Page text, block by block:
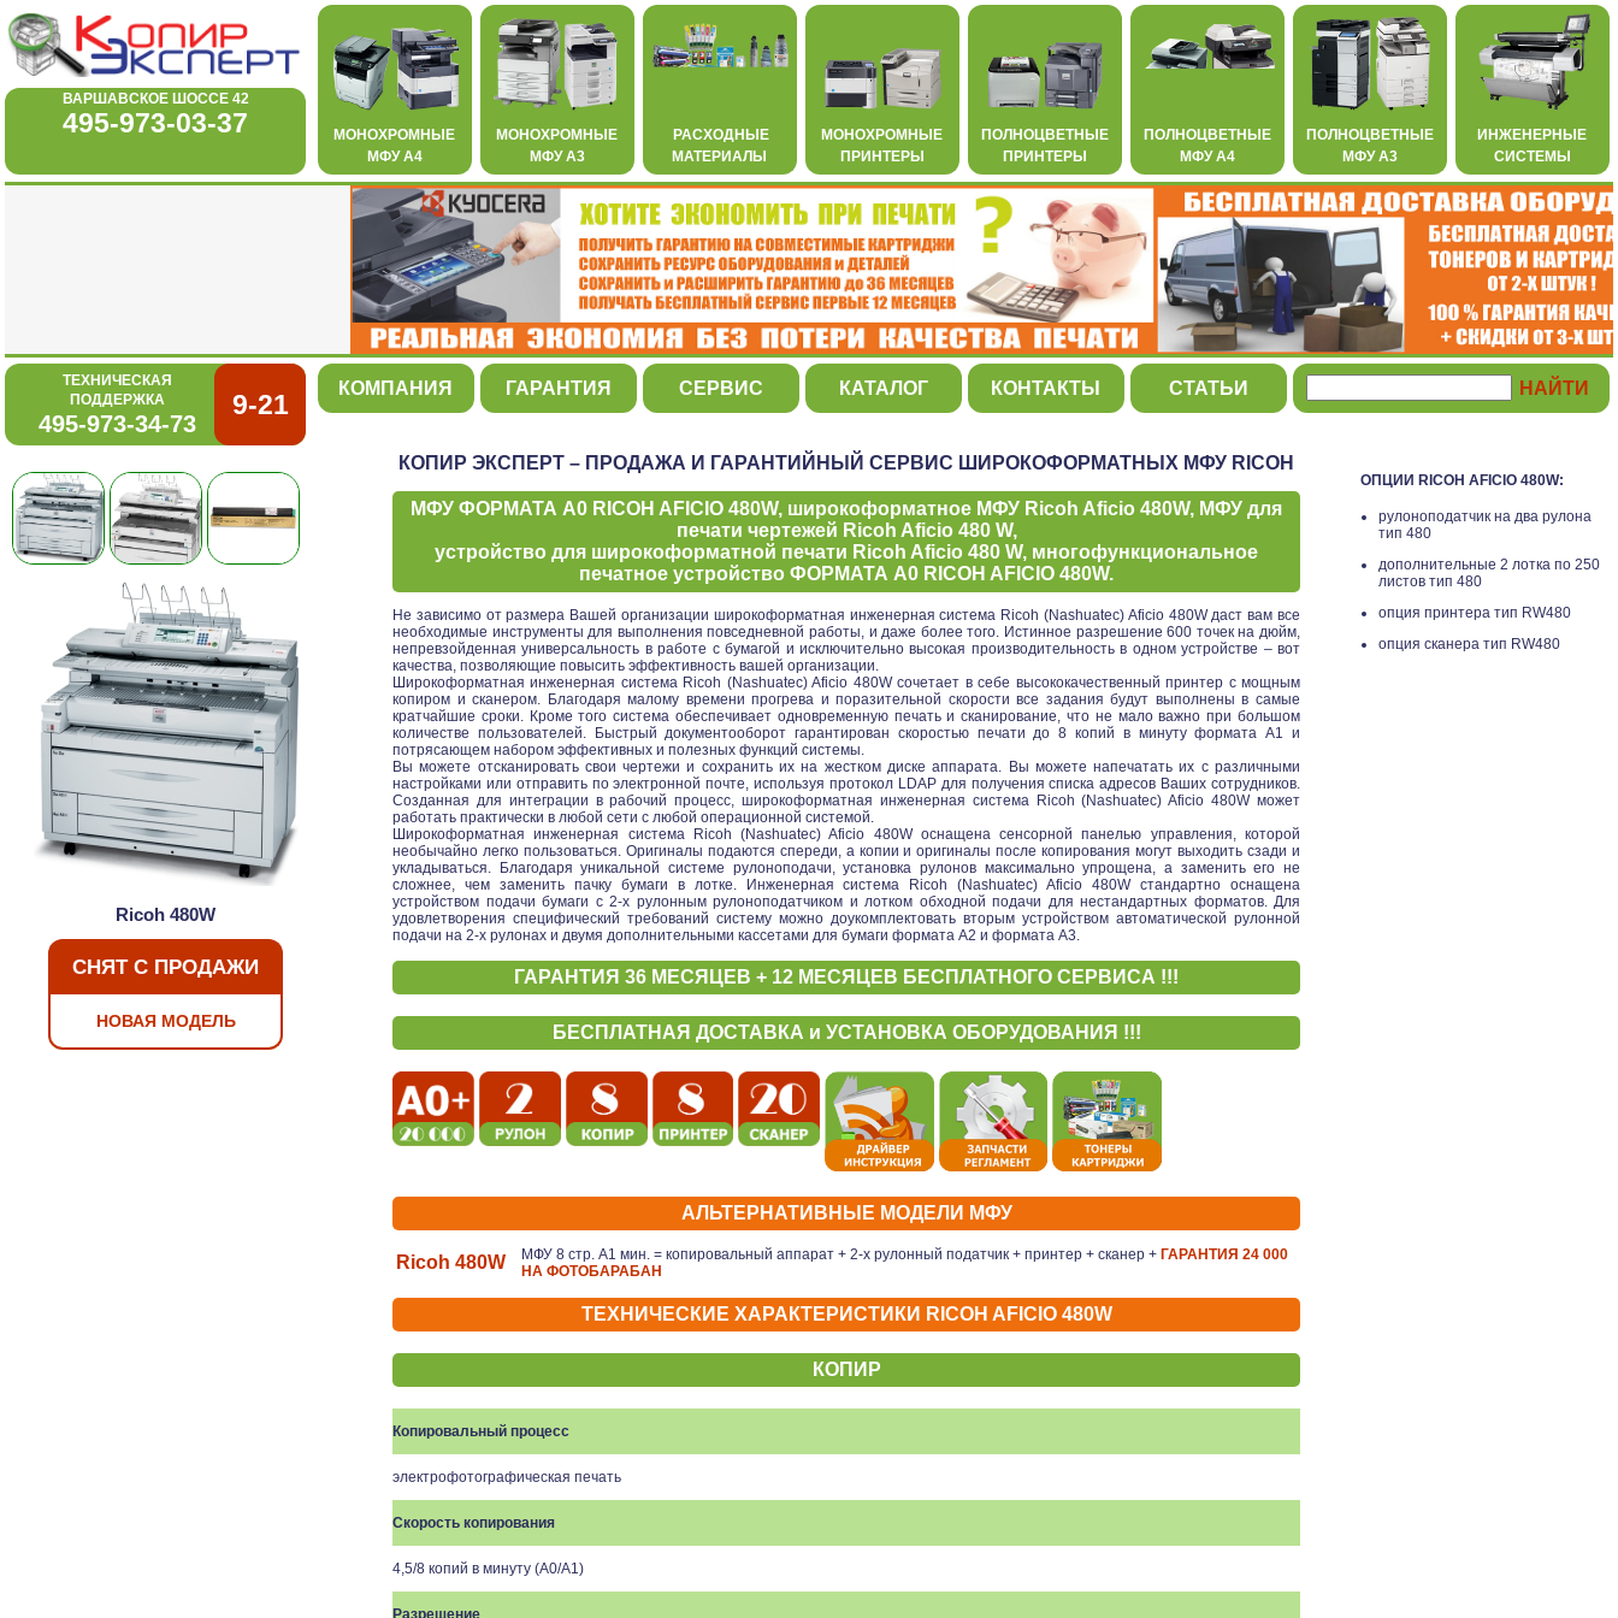
ВАРШАВСКОЕ ШОССЕ 42
495-973-03-37
МОНОХРОМНЫЕ
МФУ А4
МОНОХРОМНЫЕ
МФУ А3
РАСХОДНЫЕ
МАТЕРИАЛЫ
МОНОХРОМНЫЕ
ПРИНТЕРЫ
ПОЛНОЦВЕТНЫЕ
ПРИНТЕРЫ
ПОЛНОЦВЕТНЫЕ
МФУ А4
ПОЛНОЦВЕТНЫЕ
МФУ А3
ИНЖЕНЕРНЫЕ
СИСТЕМЫ
ТЕХНИЧЕСКАЯ
ПОДДЕРЖКА
495-973-34-73
9-21
КОМПАНИЯ ГАРАНТИЯ СЕРВИС КАТАЛОГ КОНТАКТЫ СТАТЬИ
Ricoh 480W
СНЯТ С ПРОДАЖИ
НОВАЯ МОДЕЛЬ
КОПИР ЭКСПЕРТ – ПРОДАЖА И ГАРАНТИЙНЫЙ СЕРВИС ШИРОКОФОРМАТНЫХ МФУ RICOH
МФУ ФОРМАТА А0 RICOH AFICIO 480W, широкоформатное МФУ Ricoh Aficio 480W, МФУ для
печати чертежей Ricoh Aficio 480 W,
устройство для широкоформатной печати Ricoh Aficio 480 W, многофункциональное
печатное устройство ФОРМАТА А0 RICOH AFICIO 480W.
Не зависимо от размера Вашей организации широкоформатная инженерная система Ricoh (Nashuatec) Aficio 480W даст вам все
необходимые инструменты для выполнения повседневной работы, и даже более того. Истинное разрешение 600 точек на дюйм,
непревзойденная универсальность в работе с бумагой и исключительно высокая производительность в одном устройстве – вот
качества, позволяющие повысить эффективность вашей организации.
Широкоформатная инженерная система Ricoh (Nashuatec) Aficio 480W сочетает в себе высококачественный принтер с мощным
копиром и сканером. Благодаря малому времени прогрева и поразительной скорости все задания будут выполнены в самые
кратчайшие сроки. Кроме того система обеспечивает одновременную печать и сканирование, что не мало важно при большом
количестве пользователей. Быстрый документооборот гарантирован скоростью печати до 8 копий в минуту формата А1 и
потрясающем набором эффективных и полезных функций системы.
Вы можете отсканировать свои чертежи и сохранить их на жестком диске аппарата. Вы можете напечатать их с различными
настройками или отправить по электронной почте, используя протокол LDAP для получения списка адресов Ваших сотрудников.
Созданная для интеграции в рабочий процесс, широкоформатная инженерная система Ricoh (Nashuatec) Aficio 480W может
работать практически в любой сети с любой операционной системой.
Широкоформатная инженерная система Ricoh (Nashuatec) Aficio 480W оснащена сенсорной панелью управления, которой
необычайно легко пользоваться. Оригиналы подаются спереди, а копии и оригиналы после копирования могут выходить сзади и
укладываться. Благодаря уникальной системе рулоноподачи, установка рулонов максимально упрощена, а заменить его не
сложнее, чем заменить пачку бумаги в лотке. Инженерная система Ricoh (Nashuatec) Aficio 480W стандартно оснащена
устройством подачи бумаги с 2-х рулонным рулоноподатчиком и лотком обходной подачи для нестандартных форматов. Для
удовлетворения специфический требований систему можно доукомплектовать вторым устройством автоматической рулонной
подачи на 2-х рулонах и двумя дополнительными кассетами для бумаги формата А2 и формата А3.
ГАРАНТИЯ 36 МЕСЯЦЕВ + 12 МЕСЯЦЕВ БЕСПЛАТНОГО СЕРВИСА !!!
БЕСПЛАТНАЯ ДОСТАВКА и УСТАНОВКА ОБОРУДОВАНИЯ !!!
АЛЬТЕРНАТИВНЫЕ МОДЕЛИ МФУ
Ricoh 480W МФУ 8 стр. А1 мин. = копировальный аппарат + 2-х рулонный податчик + принтер + сканер + ГАРАНТИЯ 24 000
НА ФОТОБАРАБАН
ТЕХНИЧЕСКИЕ ХАРАКТЕРИСТИКИ RICOH AFICIO 480W
КОПИР
Копировальный процесс
электрофотографическая печать
Скорость копирования
4,5/8 копий в минуту (A0/A1)
Разрешение
ОПЦИИ RICOH AFICIO 480W:
рулоноподатчик на два рулона
тип 480
дополнительные 2 лотка по 250
листов тип 480
опция принтера тип RW480
опция сканера тип RW480